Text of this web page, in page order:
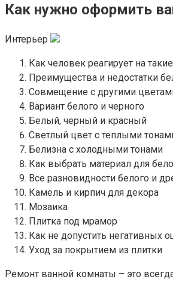
Как нужно оформить
Интерьер
Как человек реагирует на
Преимущества и недостатки
Совмещение с другими
Вариант белого и черного
Белый, черный и красный
Светлый цвет с теплыми
Белизна с холодными тонами
Как выбрать материал для
Все разновидности белого и
Камель и кирпич для декора
Мозаика
Плитка под мрамор
Как не допустить негативных
Уход за покрытием из плитки
Ремонт ванной комнаты – это